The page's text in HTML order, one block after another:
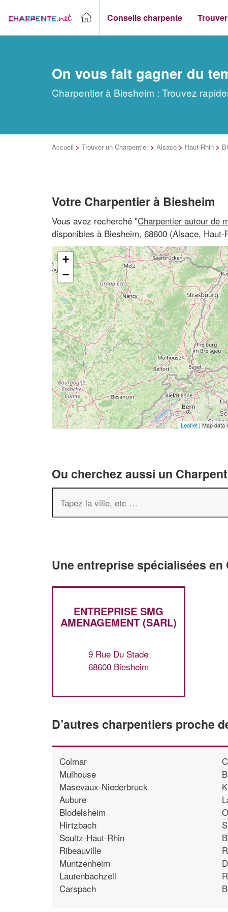
Conseils charpente
On vous fait gagner du
Charpentier à Biesheim : Trouvez
Accueil > Trouver un Charpentier > Alsace > Haut-Rhin >
Votre Charpentier à Biesheim
Vous avez recherché "Charpentier autour de
disponibles à Biesheim, 68600 (Alsace, Haut-
+
−
Leaflet | Map data
Ou cherchez aussi un
Une entreprise spécialisées
ENTREPRISE SMG
AMENAGEMENT (SARL)
9 Rue Du Stade
68600 Biesheim
D’autres charpentiers proche
Colmar
Mulhouse
Masevaux-Niederbruck
Aubure
Blodelsheim
Hirtzbach
Soultz-Haut-Rhin
Ribeauville
Muntzenheim
Lautenbachzell
Carspach